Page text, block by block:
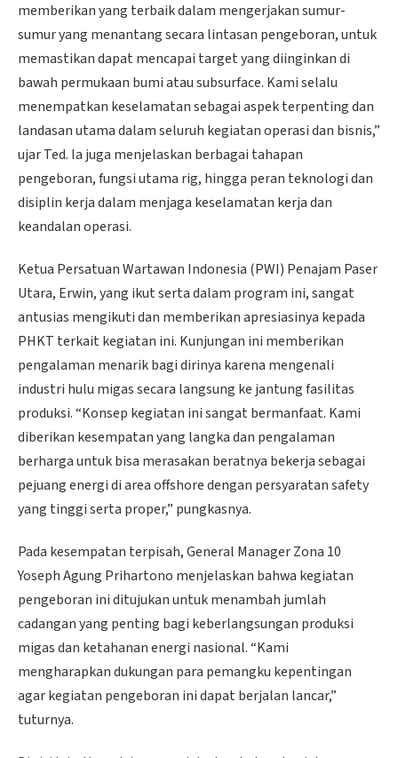
memberikan yang terbaik dalam mengerjakan sumur-
sumur yang menantang secara lintasan pengeboran, untuk
memastikan dapat mencapai target yang diinginkan di
bawah permukaan bumi atau subsurface. Kami selalu
menempatkan keselamatan sebagai aspek terpenting dan
landasan utama dalam seluruh kegiatan operasi dan bisnis,”
ujar Ted. Ia juga menjelaskan berbagai tahapan
pengeboran, fungsi utama rig, hingga peran teknologi dan
disiplin kerja dalam menjaga keselamatan kerja dan
keandalan operasi.
Ketua Persatuan Wartawan Indonesia (PWI) Penajam Paser
Utara, Erwin, yang ikut serta dalam program ini, sangat
antusias mengikuti dan memberikan apresiasinya kepada
PHKT terkait kegiatan ini. Kunjungan ini memberikan
pengalaman menarik bagi dirinya karena mengenali
industri hulu migas secara langsung ke jantung fasilitas
produksi. “Konsep kegiatan ini sangat bermanfaat. Kami
diberikan kesempatan yang langka dan pengalaman
berharga untuk bisa merasakan beratnya bekerja sebagai
pejuang energi di area offshore dengan persyaratan safety
yang tinggi serta proper,” pungkasnya.
Pada kesempatan terpisah, General Manager Zona 10
Yoseph Agung Prihartono menjelaskan bahwa kegiatan
pengeboran ini ditujukan untuk menambah jumlah
cadangan yang penting bagi keberlangsungan produksi
migas dan ketahanan energi nasional. “Kami
mengharapkan dukungan para pemangku kepentingan
agar kegiatan pengeboran ini dapat berjalan lancar,”
tuturnya.